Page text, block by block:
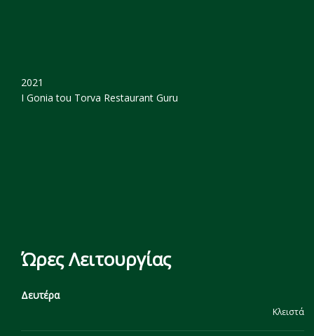
2021
I Gonia tou Torva Restaurant Guru
Ώρες Λειτουργίας
Δευτέρα
Κλειστά